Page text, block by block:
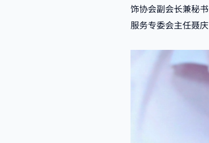
饰协会副会长兼秘
服务专委会主任聂